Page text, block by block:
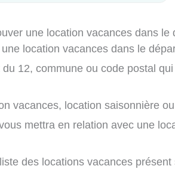
une location vacances dans le
location vacances dans le
12, commune ou code postal
vacances, location saisonnière
mettra en relation avec une
des locations vacances